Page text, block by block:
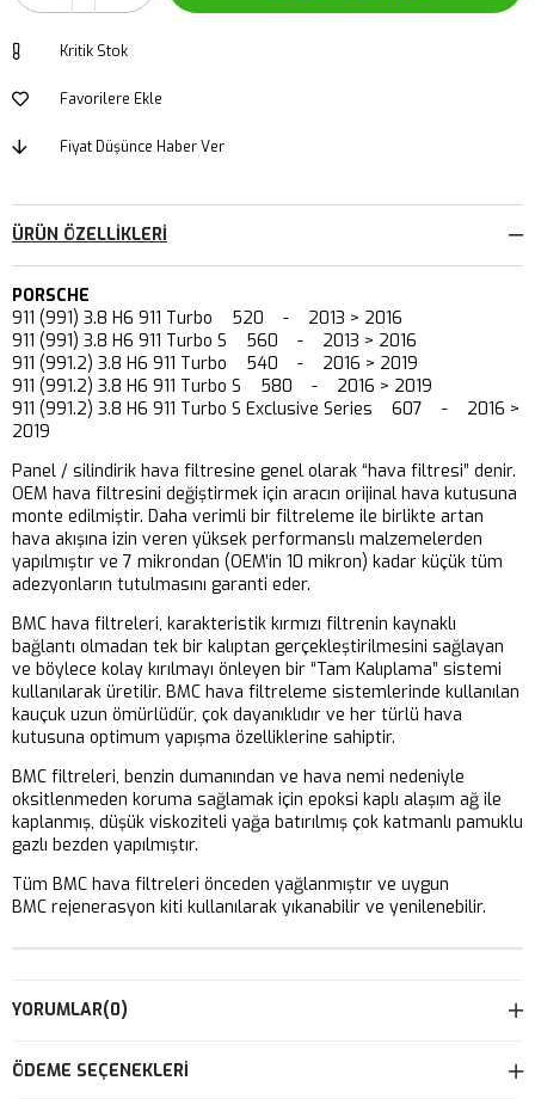
Kritik Stok
Favorilere Ekle
Fiyat Düşünce Haber Ver
ÜRÜN ÖZELLIKLERI
PORSCHE
911 (991) 3.8 H6 911 Turbo 520 - 2013 > 2016
911 (991) 3.8 H6 911 Turbo S 560 - 2013 > 2016
911 (991.2) 3.8 H6 911 Turbo 540 - 2016 > 2019
911 (991.2) 3.8 H6 911 Turbo S 580 - 2016 > 2019
911 (991.2) 3.8 H6 911 Turbo S Exclusive Series 607 - 2016 >
2019
Panel / silindirik hava filtresine genel olarak “hava filtresi” denir.
OEM hava filtresini değiştirmek için aracın orijinal hava kutusuna
monte edilmiştir. Daha verimli bir filtreleme ile birlikte artan
hava akışına izin veren yüksek performanslı malzemelerden
yapılmıştır ve 7 mikrondan (OEM’in 10 mikron) kadar küçük tüm
adezyonların tutulmasını garanti eder.
BMC hava filtreleri, karakteristik kırmızı filtrenin kaynaklı
bağlantı olmadan tek bir kalıptan gerçekleştirilmesini sağlayan
ve böylece kolay kırılmayı önleyen bir “Tam Kalıplama” sistemi
kullanılarak üretilir. BMC hava filtreleme sistemlerinde kullanılan
kauçuk uzun ömürlüdür, çok dayanıklıdır ve her türlü hava
kutusuna optimum yapışma özelliklerine sahiptir.
BMC filtreleri, benzin dumanından ve hava nemi nedeniyle
oksitlenmeden koruma sağlamak için epoksi kaplı alaşım ağ ile
kaplanmış, düşük viskoziteli yağa batırılmış çok katmanlı pamuklu
gazlı bezden yapılmıştır.
Tüm BMC hava filtreleri önceden yağlanmıştır ve uygun
BMC rejenerasyon kiti kullanılarak yıkanabilir ve yenilenebilir.
YORUMLAR(0)
ÖDEME SEÇENEKLERI